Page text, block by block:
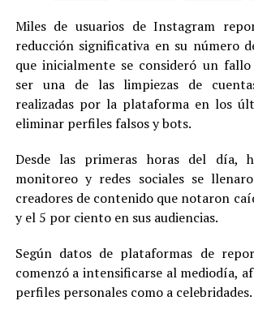
Miles de usuarios de Instagram
reducción significativa en su número
que inicialmente se consideró un
ser una de las limpiezas de
realizadas por la plataforma en los
eliminar perfiles falsos y bots.
Desde las primeras horas del día,
monitoreo y redes sociales se
creadores de contenido que notaron
y el 5 por ciento en sus audiencias.
Según datos de plataformas de
comenzó a intensificarse al mediodía,
perfiles personales como a celebridades.